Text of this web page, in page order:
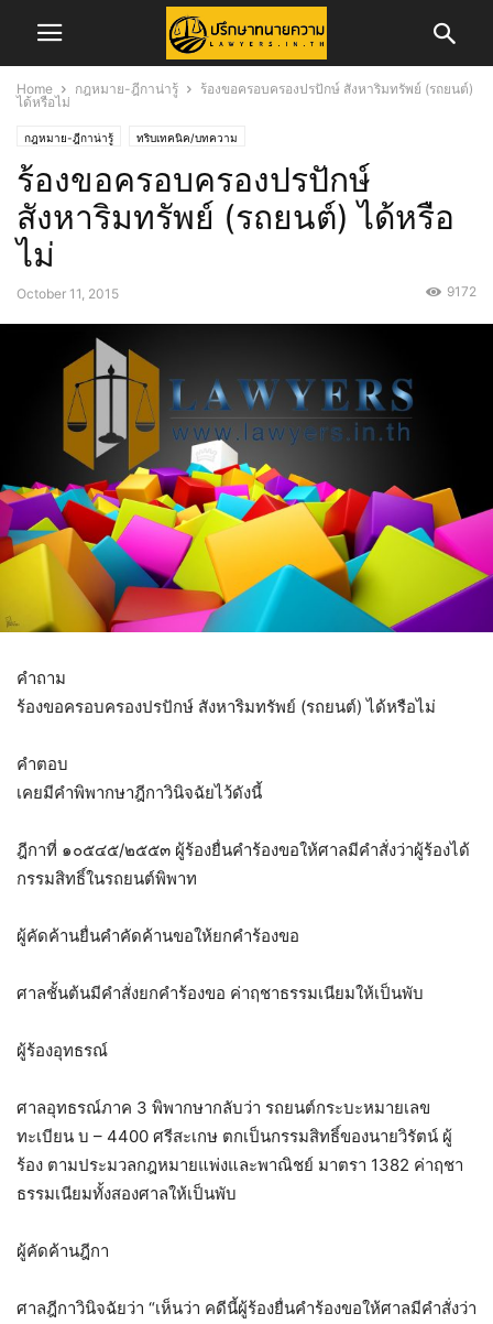
Home กฎหมาย-ฎีกาน่ารู้
ร้องขอครอบครองปรปักษ์ สังหาริมทรัพย์ (รถยนต์)
ได้หรือไม่
กฎหมาย-ฎีกาน่ารู้ ทริบเทคนิค/บทความ
ร้องขอครอบครองปรปักษ์
สังหาริมทรัพย์ (รถยนต์) ได้หรือ
ไม่
October 11, 2015 9172
คำถาม
ร้องขอครอบครองปรปักษ์ สังหาริมทรัพย์ (รถยนต์) ได้หรือไม่
คำตอบ
เคยมีคำพิพากษาฎีกาวินิจฉัยไว้ดังนี้
ฎีกาที่ ๑๐๕๔๕/๒๕๕๓ ผู้ร้องยื่นคำร้องขอให้ศาลมีคำสั่งว่าผู้ร้องได้
กรรมสิทธิ์ในรถยนต์พิพาท
ผู้คัดค้านยื่นคำคัดค้านขอให้ยกคำร้องขอ
ศาลชั้นต้นมีคำสั่งยกคำร้องขอ ค่าฤชาธรรมเนียมให้เป็นพับ
ผู้ร้องอุทธรณ์
ศาลอุทธรณ์ภาค 3 พิพากษากลับว่า รถยนต์กระบะหมายเลข
ทะเบียน บ – 4400 ศรีสะเกษ ตกเป็นกรรมสิทธิ์ของนายวิรัตน์ ผู้
ร้อง ตามประมวลกฎหมายแพ่งและพาณิชย์ มาตรา 1382 ค่าฤชา
ธรรมเนียมทั้งสองศาลให้เป็นพับ
ผู้คัดค้านฎีกา
ศาลฎีกาวินิจฉัยว่า “เห็นว่า คดีนี้ผู้ร้องยื่นคำร้องขอให้ศาลมีคำสั่งว่า